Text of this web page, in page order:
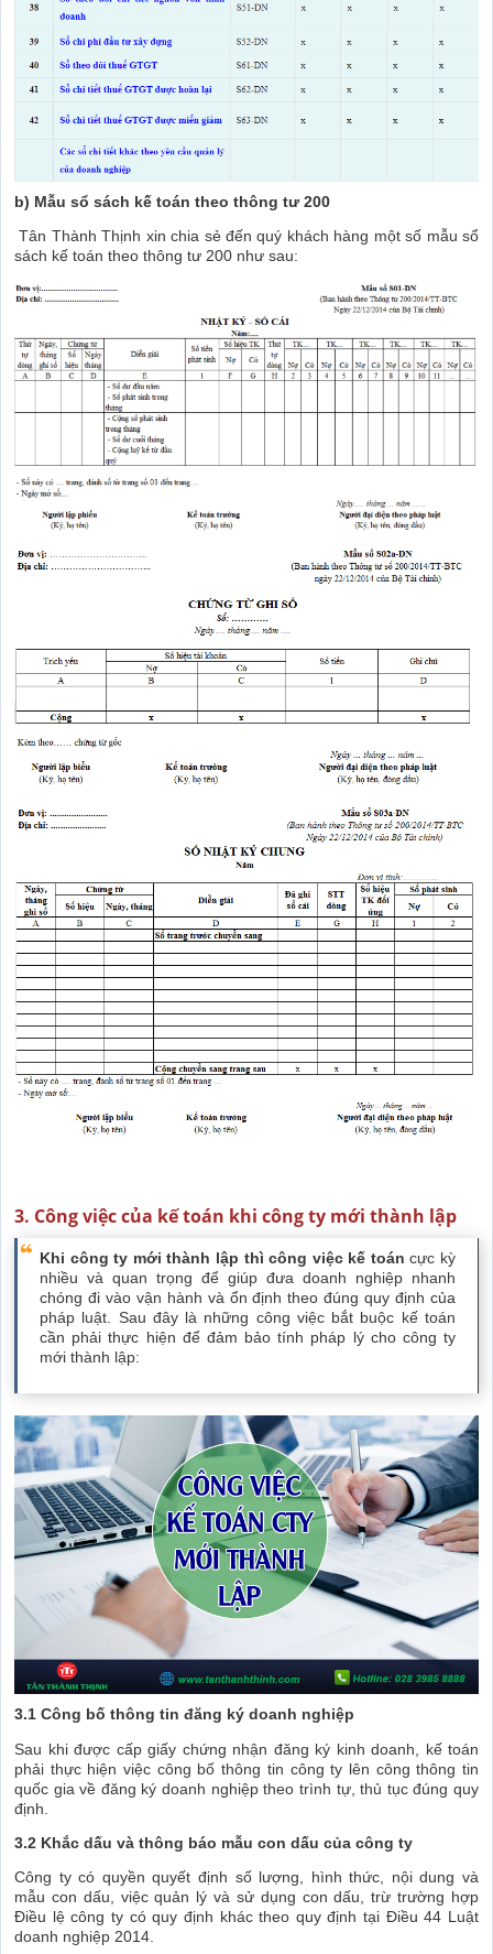
b) Mẫu sổ sách kế toán theo thông tư 200
Tân Thành Thịnh xin chia sẻ đến quý khách hàng một số mẫu sổ
sách kế toán theo thông tư 200 như sau:
3. Công việc của kế toán khi công ty mới thành lập
Khi công ty mới thành lập thì công việc kế toán cực kỳ
nhiều và quan trọng để giúp đưa doanh nghiệp nhanh
chóng đi vào vận hành và ổn định theo đúng quy định của
pháp luật. Sau đây là những công việc bắt buộc kế toán
cần phải thực hiện để đảm bảo tính pháp lý cho công ty
mới thành lập:
3.1 Công bố thông tin đăng ký doanh nghiệp
Sau khi được cấp giấy chứng nhận đăng ký kinh doanh, kế toán
phải thực hiện việc công bố thông tin công ty lên công thông tin
quốc gia về đăng ký doanh nghiệp theo trình tự, thủ tục đúng quy
định.
3.2 Khắc dấu và thông báo mẫu con dấu của công ty
Công ty có quyền quyết định số lượng, hình thức, nội dung và
mẫu con dấu, việc quản lý và sử dụng con dấu, trừ trường hợp
Điều lệ công ty có quy định khác theo quy định tại Điều 44 Luật
doanh nghiệp 2014.